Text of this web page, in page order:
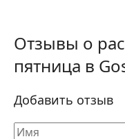
Отзывы о
пятница в
Добавить отзыв